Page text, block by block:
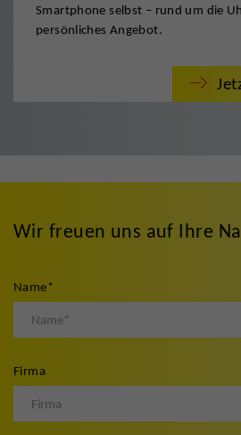
Smartphone selbst – rund um die
persönliches Angebot.
Wir freuen uns auf Ihre
Name*
Firma